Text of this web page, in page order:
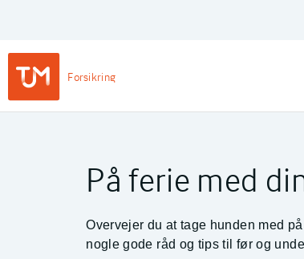
Login
Forsikring
TJM Forsikring – Gå til forside
På ferie med
Overvejer du at tage hunden med
nogle gode råd og tips til før og